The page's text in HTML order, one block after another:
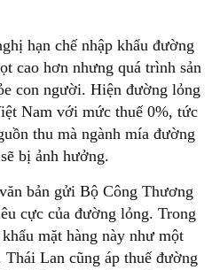
hạn chế nhập khẩu đường
cao hơn nhưng quá trình sản
con người. Hiện đường lỏng
Nam với mức thuế 0%, tức
thu mà ngành mía đường
bị ảnh hưởng.
bản gửi Bộ Công Thương
cực của đường lỏng. Trong
mặt hàng này như một
Lan cũng áp thuế đường